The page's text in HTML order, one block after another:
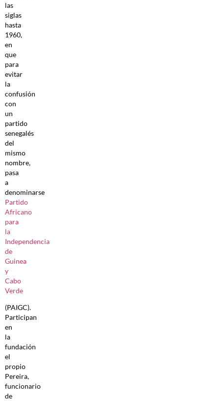
las
siglas
hasta
1960,
en
que
para
evitar
la
confusión
con
un
partido
senegalés
del
mismo
nombre,
pasa
a
denominarse
Partido
Africano
para
la
Independencia
de
Guinea
y
Cabo
Verde
(PAIGC).
Participan
en
la
fundación
el
propio
Pereira,
funcionario
de